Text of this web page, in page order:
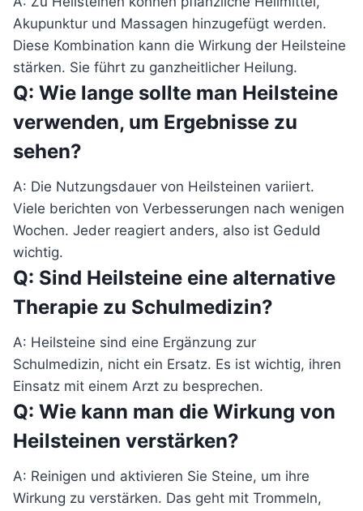
Akupunktur und Massagen hinzugefügt werden.
Diese Kombination kann die Wirkung der Heilsteine
stärken. Sie führt zu ganzheitlicher Heilung.
Q: Wie lange sollte man Heilsteine
verwenden, um Ergebnisse zu
sehen?
A: Die Nutzungsdauer von Heilsteinen variiert.
Viele berichten von Verbesserungen nach wenigen
Wochen. Jeder reagiert anders, also ist Geduld
wichtig.
Q: Sind Heilsteine eine alternative
Therapie zu Schulmedizin?
A: Heilsteine sind eine Ergänzung zur
Schulmedizin, nicht ein Ersatz. Es ist wichtig, ihren
Einsatz mit einem Arzt zu besprechen.
Q: Wie kann man die Wirkung von
Heilsteinen verstärken?
A: Reinigen und aktivieren Sie Steine, um ihre
Wirkung zu verstärken. Das geht mit Trommeln,